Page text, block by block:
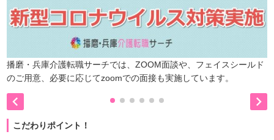
播磨・兵庫介護転職サーチでは、ZOOM面談や、フェイスシールド
のご用意、必要に応じてzoomでの面接も実施しています。
 
こだわりポイント！